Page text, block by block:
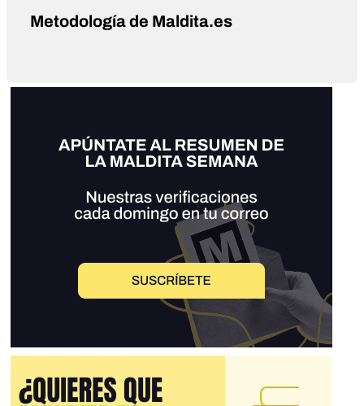
Metodología de Maldita.es